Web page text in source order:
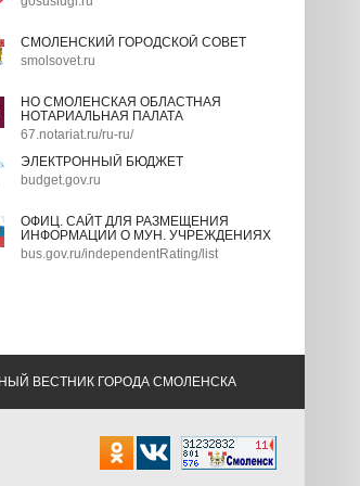
СМОЛЕНСКИЙ ГОРОДСКОЙ СОВЕТ
smolsovet.ru
НО СМОЛЕНСКАЯ ОБЛАСТНАЯ
НОТАРИАЛЬНАЯ ПАЛАТА
67.notariat.ru/ru-ru/
ЭЛЕКТРОННЫЙ БЮДЖЕТ
budget.gov.ru
ОФИЦ. САЙТ ДЛЯ РАЗМЕЩЕНИЯ
ИНФОРМАЦИИ О МУН. УЧРЕЖДЕНИЯХ
bus.gov.ru/independentRating/list
ВЕСТНИК ГОРОДА СМОЛЕНСКА